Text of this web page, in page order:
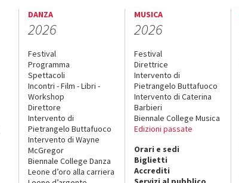
DANZA
2026
Festival
Programma
Spettacoli
Incontri - Film - Libri -
Workshop
Direttore
Intervento di
Pietrangelo Buttafuoco
Intervento di Wayne
McGregor
Biennale College Danza
Leone d’oro alla carriera
MUSICA
2026
Festival
Direttrice
Intervento di
Pietrangelo Buttafuoco
Intervento di Caterina
Barbieri
Biennale College Musica
Edizioni passate
Orari e sedi
Biglietti
Accrediti